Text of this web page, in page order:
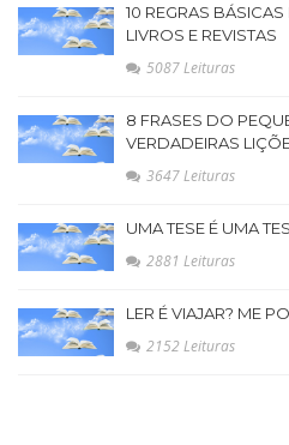
10 REGRAS
LIVROS E REVISTAS
5087 Leituras
8 FRASES DO
VERDADEIRAS
3647 Leituras
UMA TESE É UMA
2881 Leituras
LER É VIAJAR? ME
2152 Leituras